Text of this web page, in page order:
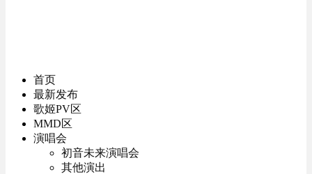
首页
最新发布
歌姬PV区
MMD区
演唱会
初音未来演唱会
其他演出